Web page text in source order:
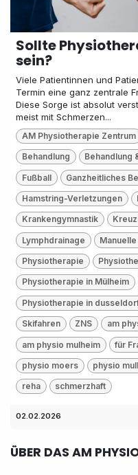
Sollte
sein?
Viele Patientinnen und
Termin eine ganz zentrale
Diese Sorge ist absolut
meist mit Schmerzen...
AM Physiotherapie Zentrum
Behandlung Behandlung
Fußball Ganzheitliches
Hamstring-Verletzungen
Krankengymnastik
Lymphdrainage
Physiotherapie
Physiotherapie in Mülheim
Physiotherapie in
Skifahren ZNS am
am physio mulheim für
physio moers physio
reha schmerzhaft
02.02.2026
ÜBER DAS AM